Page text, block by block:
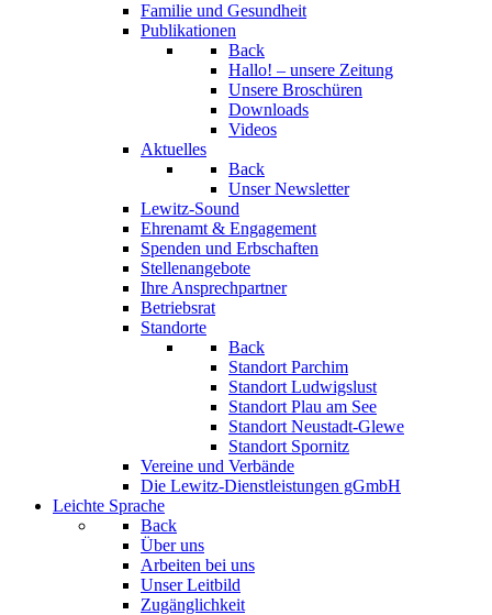
Familie und Gesundheit
Publikationen
Back
Hallo! – unsere Zeitung
Unsere Broschüren
Downloads
Videos
Aktuelles
Back
Unser Newsletter
Lewitz-Sound
Ehrenamt & Engagement
Spenden und Erbschaften
Stellenangebote
Ihre Ansprechpartner
Betriebsrat
Standorte
Back
Standort Parchim
Standort Ludwigslust
Standort Plau am See
Standort Neustadt-Glewe
Standort Spornitz
Vereine und Verbände
Die Lewitz-Dienstleistungen gGmbH
Leichte Sprache
Back
Über uns
Arbeiten bei uns
Unser Leitbild
Zugänglichkeit